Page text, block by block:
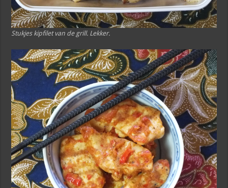
Stukjes kipfilet van de grill. Lekker.